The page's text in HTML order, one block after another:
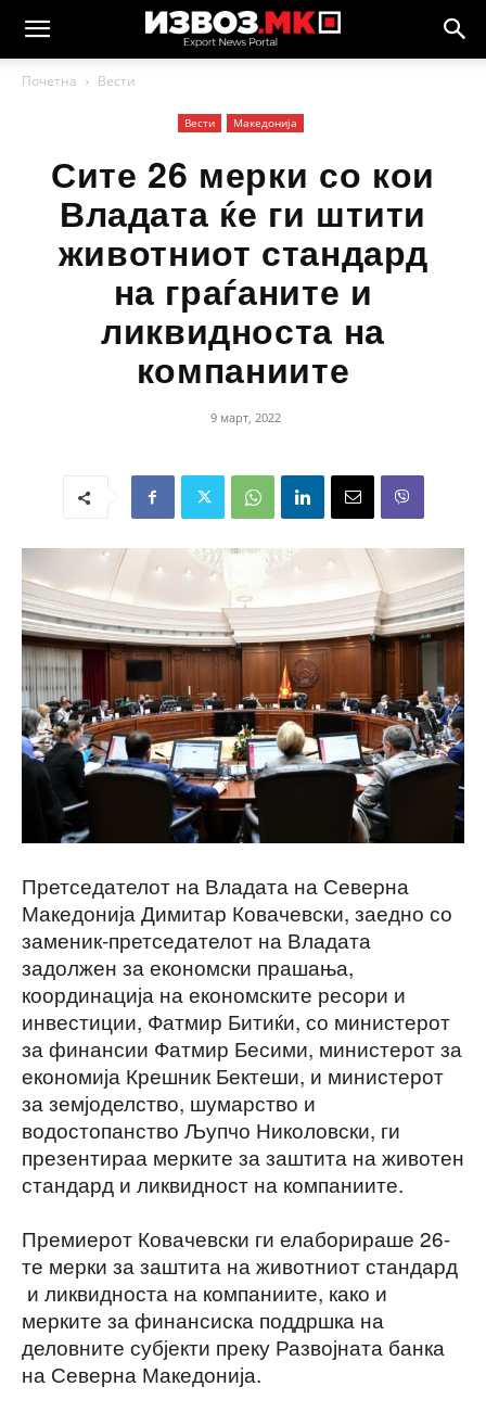
Почетна Вести
Вести Македонија
Сите 26 мерки со кои
Владата ќе ги штити
животниот стандард
на граѓаните и
ликвидноста на
компаниите
9 март, 2022
Претседателот на Владата на Северна
Македонија Димитар Ковачевски, заедно со
заменик-претседателот на Владата
задолжен за економски прашања,
координација на економските ресори и
инвестиции, Фатмир Битиќи, со министерот
за финансии Фатмир Бесими, министерот за
економија Крешник Бектеши, и министерот
за земјоделство, шумарство и
водостопанство Љупчо Николовски, ги
презентираа мерките за заштита на животен
стандард и ликвидност на компаниите.
Премиерот Ковачевски ги елаборираше 26-
те мерки за заштита на животниот стандард
и ликвидноста на компаниите, како и
мерките за финансиска поддршка на
деловните субјекти преку Развојната банка
на Северна Македонија.